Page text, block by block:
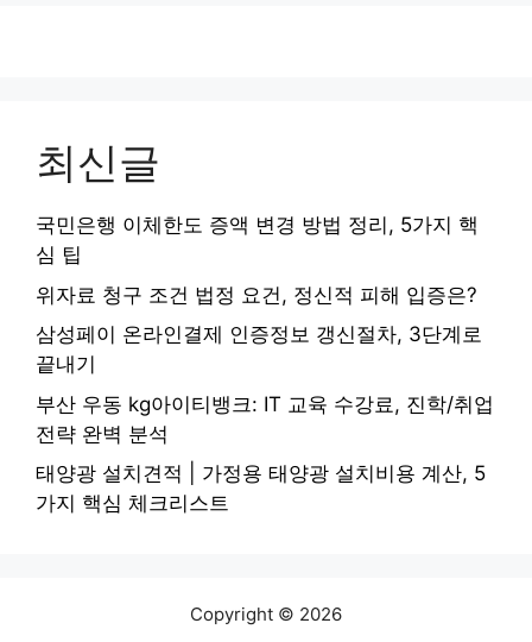
최신글
국민은행 이체한도 증액 변경 방법 정리, 5가지 핵
심 팁
위자료 청구 조건 법정 요건, 정신적 피해 입증은?
삼성페이 온라인결제 인증정보 갱신절차, 3단계로
끝내기
부산 우동 kg아이티뱅크: IT 교육 수강료, 진학/취업
전략 완벽 분석
태양광 설치견적 | 가정용 태양광 설치비용 계산, 5
가지 핵심 체크리스트
Copyright © 2026